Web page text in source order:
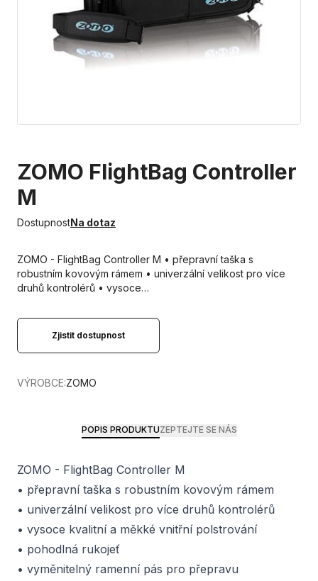
ZOMO FlightBag Controller
M
DostupnostNa dotaz
ZOMO - FlightBag Controller M • přepravní taška s
robustním kovovým rámem • univerzální velikost pro více
druhů kontrolérů • vysoce…
Zjistit dostupnost
VÝROBCE:ZOMO
POPIS PRODUKTUZEPTEJTE SE NÁS
ZOMO - FlightBag Controller M
• přepravní taška s robustním kovovým rámem
• univerzální velikost pro více druhů kontrolérů
• vysoce kvalitní a měkké vnitřní polstrování
• pohodlná rukojeť
• vyměnitelný ramenní pás pro přepravu